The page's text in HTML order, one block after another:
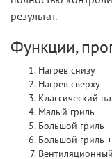
результат.
Функции,
Нагрев снизу
Нагрев сверху
Классический
Малый гриль
Большой гриль
Большой гриль